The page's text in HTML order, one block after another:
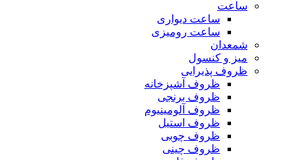
ساعت
ساعت دیواری
ساعت رومیزی
شمعدان
میز و کنسول
ظروف پذیرایی
ظروف آشپزخانه
ظروف برنجی
ظروف آلومینیوم
ظروف استیل
ظروف چوبی
ظروف چینی